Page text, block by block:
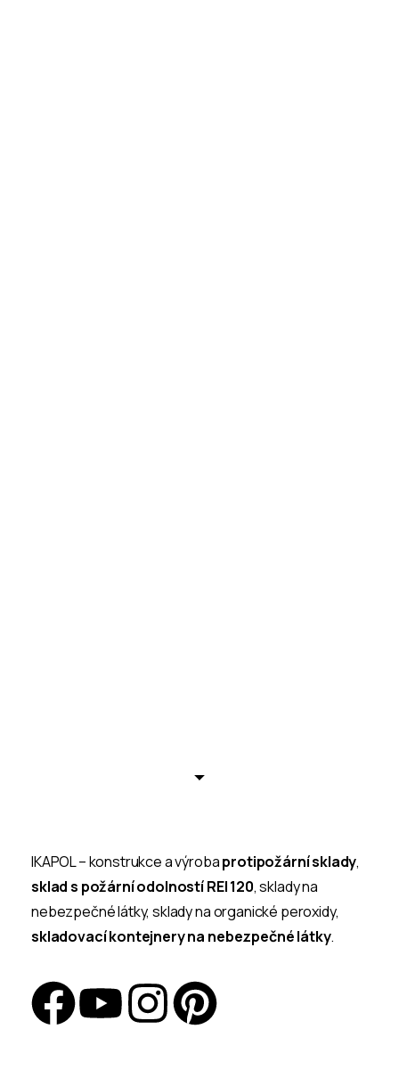
IKAPOL – konstrukce a výrobaprotipožární sklady,
sklad s požární odolností REI 120, sklady na
nebezpečné látky, sklady na organické peroxidy,
skladovací kontejnery na nebezpečné látky.